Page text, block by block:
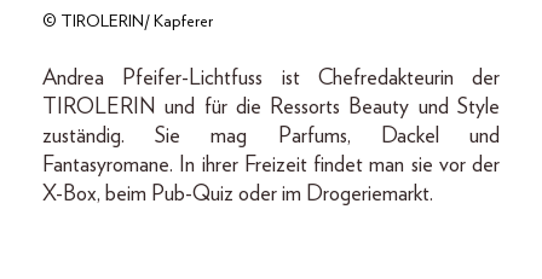
© TIROLERIN/ Kapferer
Andrea Pfeifer-Lichtfuss ist Chefredakteurin der
TIROLERIN und für die Ressorts Beauty und Style
zuständig. Sie mag Parfums, Dackel und
Fantasyromane. In ihrer Freizeit findet man sie vor der
X-Box, beim Pub-Quiz oder im Drogeriemarkt.